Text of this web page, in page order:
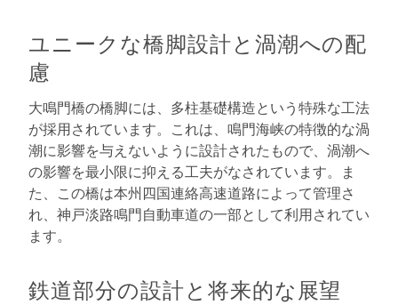
ユニークな橋脚設計と渦潮への配
慮
大鳴門橋の橋脚には、多柱基礎構造という特殊な工法
が採用されています。これは、鳴門海峡の特徴的な渦
潮に影響を与えないように設計されたもので、渦潮へ
の影響を最小限に抑える工夫がなされています。ま
た、この橋は本州四国連絡高速道路によって管理さ
れ、神戸淡路鳴門自動車道の一部として利用されてい
ます。
鉄道部分の設計と将来的な展望